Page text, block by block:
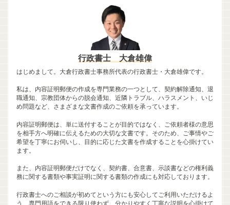
行政書士 大倉雄偉
はじめまして。大倉行政書士事務所代表の行政書士・大倉雄偉です。
私は、内容証明郵便の作成を専門業務の一つとして、契約解除通知、退
職通知、宗教団体からの脱会通知、近隣トラブル、ハラスメント、いじ
め問題など、さまざまな文書作成のご依頼を承っています。
内容証明郵便は、単に送付することが目的ではなく、ご依頼者様の意思
を相手方へ明確に伝えるための大切な文書です。そのため、ご事情やご
希望を丁寧にお伺いし、目的に応じた文書を作成することを心掛けてい
ます。
また、内容証明郵便だけでなく、契約書、合意書、示談書などの権利義
務に関する書類や事実証明に関する書類の作成にも対応しております。
行政書士へのご相談が初めてという方にも安心してご利用いただけるよ
う、専門用語をできる限り使わず、分かりやすく丁寧な説明を心掛けて